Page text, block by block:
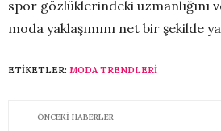
spor gözlüklerindeki uzmanlığını
moda yaklaşımını net bir şekilde
ETIKETLER: MODA TRENDLERI
ÖNCEKI HABERLER